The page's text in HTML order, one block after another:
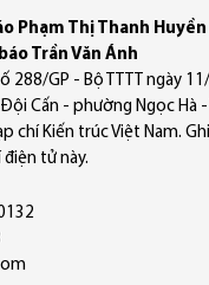
Phạm Thị Thanh Huyền
Trần Văn Ánh
288/GP - Bộ TTTT ngày
Cấn - phường Ngọc Hà -
chí Kiến trúc Việt Nam.
tử này.